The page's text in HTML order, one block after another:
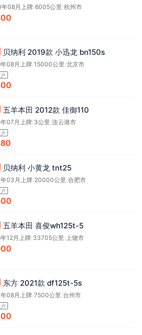
08月上牌/6005公里/杭州市
贝纳利 2019款 小迅龙 bn150s
08月上牌/15000公里/北京市
户
五羊本田 2012款 佳御110
07月上牌/3公里 /连云港市
户
贝纳利 小黄龙 tnt25
03月上牌/20000公里 /合肥市
户
五羊本田 喜俊wh125t-5
12月上牌/33705公里 /上饶市
东方 2021款 df125t-5s
08月上牌/7500公里 /台州市
户